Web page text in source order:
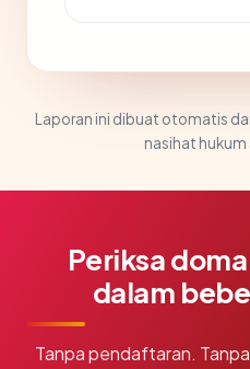
Laporan ini dibuat otomatis
nasihat hukum
Periksa
dalam
Tanpa pendaftaran.